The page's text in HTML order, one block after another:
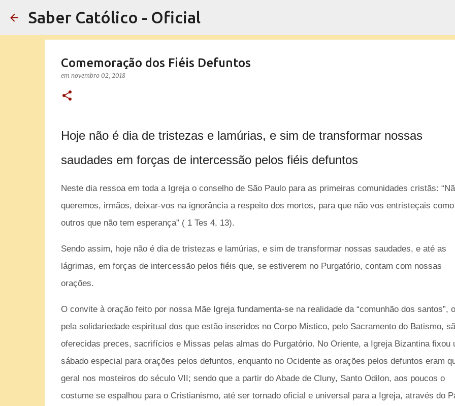
Saber Católico - Oficial
Comemoração dos Fiéis Defuntos
em novembro 02, 2018
Hoje não é dia de tristezas e lamúrias, e sim de transformar nossas
saudades em forças de intercessão pelos fiéis defuntos
Neste dia ressoa em toda a Igreja o conselho de São Paulo para as primeiras comunidades cristãs:
queremos, irmãos, deixar-vos na ignorância a respeito dos mortos, para que não vos entristeçais
outros que não tem esperança” ( 1 Tes 4, 13).
Sendo assim, hoje não é dia de tristezas e lamúrias, e sim de transformar nossas saudades, e até as
lágrimas, em forças de intercessão pelos fiéis que, se estiverem no Purgatório, contam com nossas
orações.
O convite à oração feito por nossa Mãe Igreja fundamenta-se na realidade da “comunhão dos santos”,
pela solidariedade espiritual dos que estão inseridos no Corpo Místico, pelo Sacramento do Batismo,
oferecidas preces, sacrifícios e Missas pelas almas do Purgatório. No Oriente, a Igreja Bizantina fixou
sábado especial para orações pelos defuntos, enquanto no Ocidente as orações pelos defuntos eram
geral nos mosteiros do século VII; sendo que a partir do Abade de Cluny, Santo Odilon, aos poucos o
costume se espalhou para o Cristianismo, até ser tornado oficial e universal para a Igreja, através do